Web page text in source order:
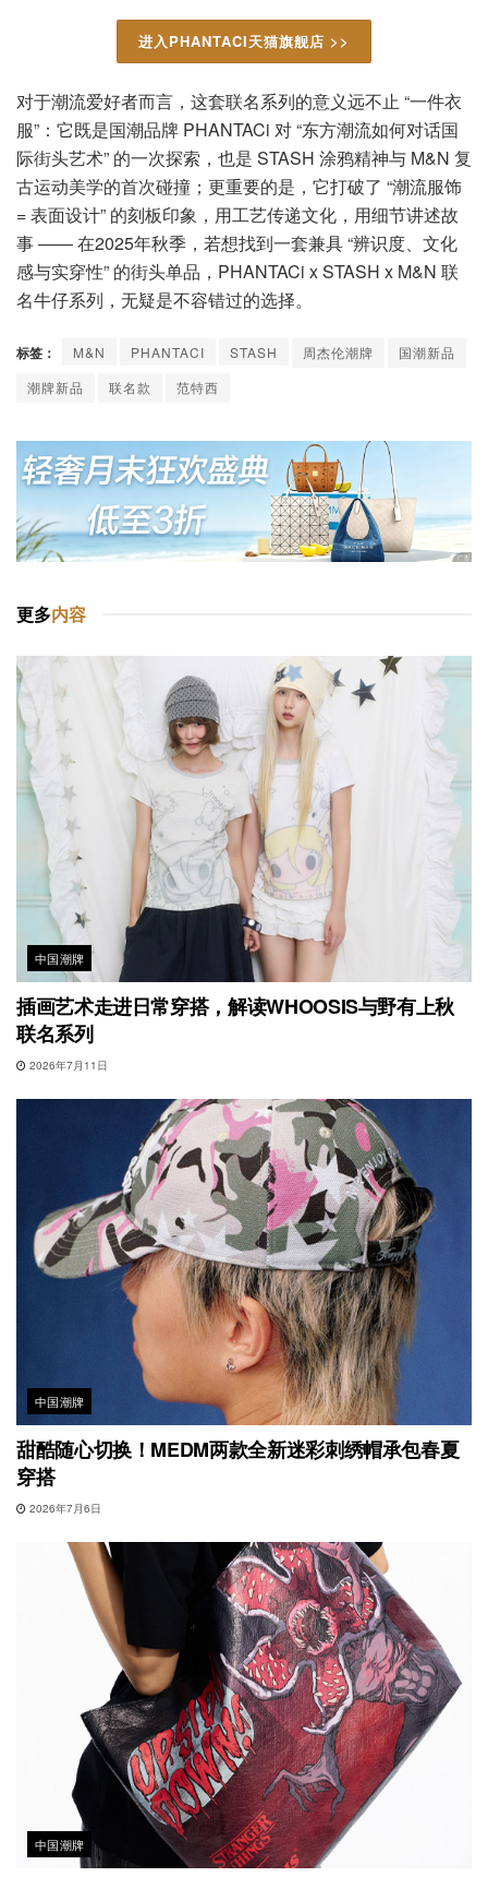
进入PHANTACI天猫旗舰店 >>
对于潮流爱好者而言，这套联名系列的意义远不止 “一件衣
服”：它既是国潮品牌 PHANTACi 对 “东方潮流如何对话国
际街头艺术” 的一次探索，也是 STASH 涂鸦精神与 M&N 复
古运动美学的首次碰撞；更重要的是，它打破了 “潮流服饰
= 表面设计” 的刻板印象，用工艺传递文化，用细节讲述故
事 —— 在2025年秋季，若想找到一套兼具 “辨识度、文化
感与实穿性” 的街头单品，PHANTACi x STASH x M&N 联
名牛仔系列，无疑是不容错过的选择。
标签： M&N PHANTACI STASH 周杰伦潮牌
国潮新品
潮牌新品
联名款 范特西
更多内容
中国潮牌
插画艺术走进日常穿搭，解读WHOOSIS与野有上秋
联名系列
2026年7月11日
中国潮牌
甜酷随心切换！MEDM两款全新迷彩刺绣帽承包春夏
穿搭
2026年7月6日
中国潮牌